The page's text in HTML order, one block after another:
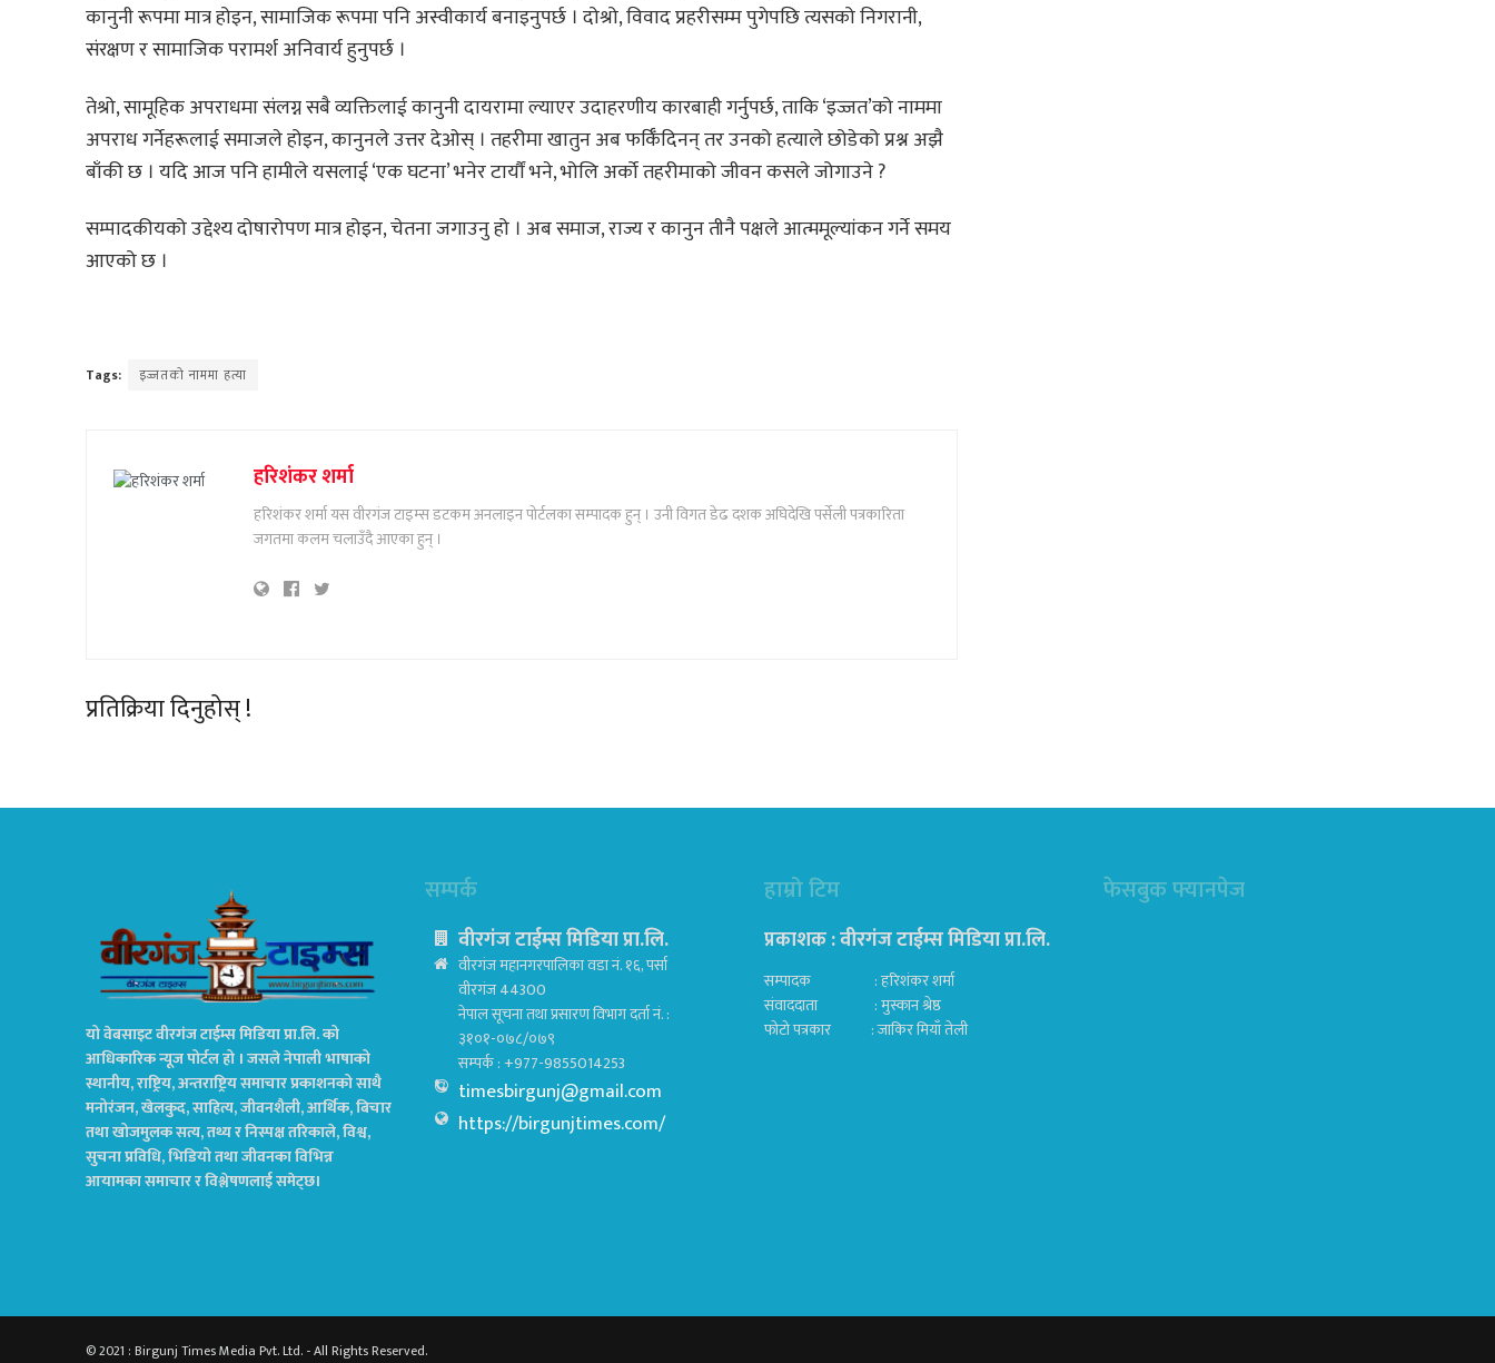
कानुनी रूपमा मात्र होइन, सामाजिक रूपमा पनि अस्वीकार्य बनाइनुपर्छ । दोश्रो, विवाद प्रहरीसम्म पुगेपछि त्यसको निगरानी,
संरक्षण र सामाजिक परामर्श अनिवार्य हुनुपर्छ ।
तेश्रो, सामूहिक अपराधमा संलग्न सबै व्यक्तिलाई कानुनी दायरामा ल्याएर उदाहरणीय कारबाही गर्नुपर्छ, ताकि ‘इज्जत’को नाममा
अपराध गर्नेहरूलाई समाजले होइन, कानुनले उत्तर देओस् । तहरीमा खातुन अब फर्किँदिनन् तर उनको हत्याले छोडेको प्रश्न अझै
बाँकी छ । यदि आज पनि हामीले यसलाई ‘एक घटना’ भनेर टार्यौं भने, भोलि अर्को तहरीमाको जीवन कसले जोगाउने ?
सम्पादकीयको उद्देश्य दोषारोपण मात्र होइन, चेतना जगाउनु हो । अब समाज, राज्य र कानुन तीनै पक्षले आत्ममूल्यांकन गर्ने समय
आएको छ ।
Tags: इज्जतको नाममा हत्या
हरिशंकर शर्मा
हरिशंकर शर्मा यस वीरगंज टाइम्स डटकम अनलाइन पोर्टलका सम्पादक हुन् । उनी विगत डेढ दशक अघिदेखि पर्सेली पत्रकारिता
जगतमा कलम चलाउँदै आएका हुन् ।
प्रतिक्रिया दिनुहोस् !
यो वेबसाइट वीरगंज टाईम्स मिडिया प्रा.लि. को
आधिकारिक न्यूज पोर्टल हो । जसले नेपाली भाषाको
स्थानीय, राष्ट्रिय, अन्तराष्ट्रिय समाचार प्रकाशनको साथै
मनोरंजन, खेलकुद, साहित्य, जीवनशैली, आर्थिक, बिचार
तथा खोजमुलक सत्य, तथ्य र निस्पक्ष तरिकाले, विश्व,
सुचना प्रविधि, भिडियो तथा जीवनका विभिन्न
आयामका समाचार र विश्लेषणलाई समेट्छ।
सम्पर्क
वीरगंज टाईम्स मिडिया प्रा.लि.
वीरगंज महानगरपालिका वडा नं. १६, पर्सा
वीरगंज 44300
नेपाल सूचना तथा प्रसारण विभाग दर्ता नं. :
३१०१-०७८/०७९
सम्पर्क : +977-9855014253
timesbirgunj@gmail.com
https://birgunjtimes.com/
हाम्रो टिम
प्रकाशक : वीरगंज टाईम्स मिडिया प्रा‍.लि.
सम्पादक : हरिशंकर शर्मा
संवाददाता : मुस्कान श्रेष्ठ
फोटो पत्रकार : जाकिर मियाँ तेली
फेसबुक फ्यानपेज
© 2021 : Birgunj Times Media Pvt. Ltd. - All Rights Reserved.